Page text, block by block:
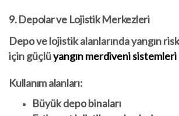
9. Depolar ve Lojistik Merkezleri
Depo ve lojistik alanlarında yangın
için güçlüyangın merdiveni sistemleri
Kullanım alanları:
Büyük depo binaları